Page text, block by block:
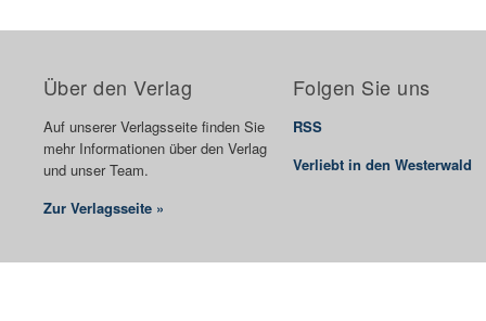
Über den Verlag
Auf unserer Verlagsseite finden Sie
mehr Informationen über den Verlag
und unser Team.
Zur Verlagsseite »
Folgen Sie uns
RSS
Verliebt in den Westerwald